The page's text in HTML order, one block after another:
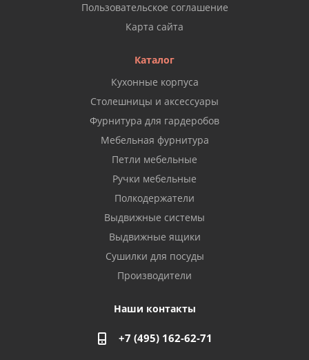
Пользовательское соглашение
Карта сайта
Каталог
Кухонные корпуса
Столешницы и аксессуары
Фурнитура для гардеробов
Мебельная фурнитура
Петли мебельные
Ручки мебельные
Полкодержатели
Выдвижные системы
Выдвижные ящики
Сушилки для посуды
Производители
Наши контакты
+7 (495) 162-62-71